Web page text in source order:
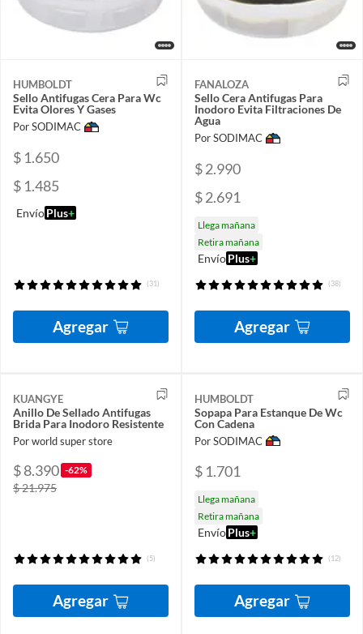
HUMBOLDT
Sello Antifugas Cera Para Wc
Evita Olores Y Gases
Por SODIMAC
$ 1.650
$ 1.485
EnvíoPlus+
(31)
Agregar
FANALOZA
Sello Cera Antifugas Para
Inodoro Evita Filtraciones De
Agua
Por SODIMAC
$ 2.990
$ 2.691
Llega mañana
Retira mañana
EnvíoPlus+
(38)
Agregar
KUANGYE
Anillo De Sellado Antifugas
Brida Para Inodoro Resistente
Por world super store
$ 8.390 -62%
$ 21.975
(5)
Agregar
HUMBOLDT
Sopapa Para Estanque De Wc
Con Cadena
Por SODIMAC
$ 1.701
Llega mañana
Retira mañana
EnvíoPlus+
(12)
Agregar